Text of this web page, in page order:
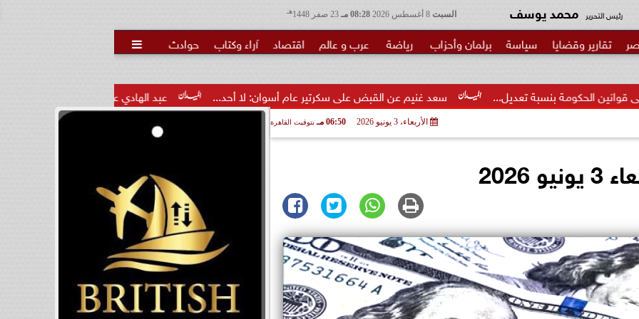
السبت 08:28 مـ هـ رئيس التحرير محمد يوسف
تقارير وقضايا سياسة برلمان وأحزاب رياضة عرب و عالم اقتصاد آراء وكتاب حوادث 
عبد الهادي عباس: مواجهة التلاعب بالوعي واجب سعد غنيم عن القبض على سكرتير عام أسوان: لا أحد... تعديل...
الأربعاء، 3 يونيو 2026 06:50 مـ بتوقيت القاهرة